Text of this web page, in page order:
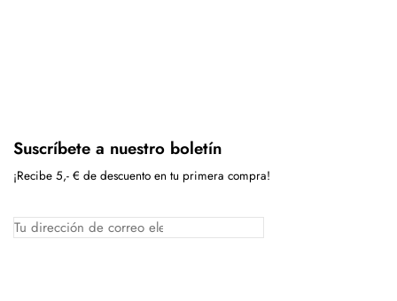
Suscríbete a nuestro boletín
¡Recibe 5,- € de descuento en tu primera compra!